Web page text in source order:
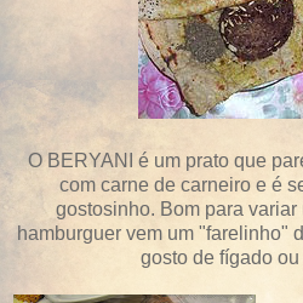
O BERYANI é um prato que
com carne de carneiro e é
gostosinho. Bom para
hamburguer vem um "farelinho"
gosto de fígado